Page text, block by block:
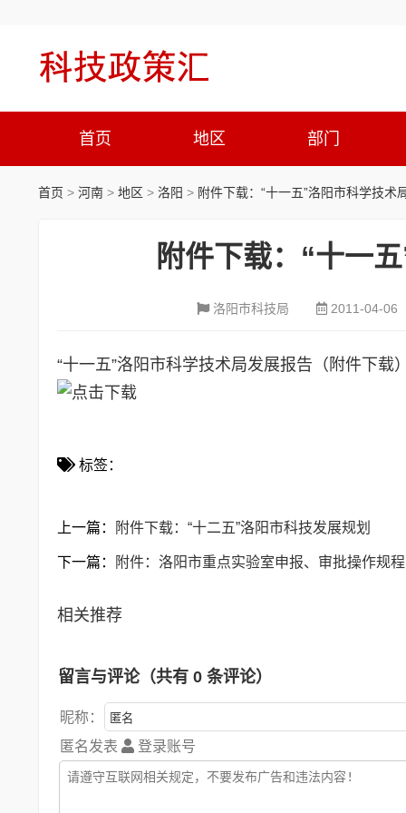
首页 地区 部门
首页 > 河南 > 地区 > 洛阳 > 附件下载：“十一五”洛阳市科学技术
附件下载：“十一
洛阳市科技局 2011-04-06
“十一五”洛阳市科学技术局发展报告（附件下载
标签：
上一篇： 附件下载：“十二五”洛阳市科技发展规划
下一篇： 附件：洛阳市重点实验室申报、审批操作规程
相关推荐
留言与评论（共有 0 条评论）
昵称：
匿名发表
登录账号